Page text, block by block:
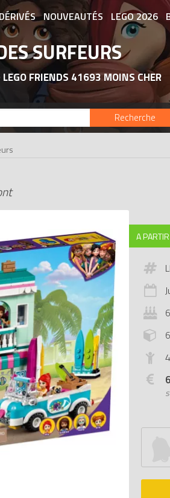
NOUVEAUTÉS LEGO 2026
DE FANS EXPOSITIONS
SURFEURS
LEGO FRIENDS 41693 MOINS CHER
Recherche
A